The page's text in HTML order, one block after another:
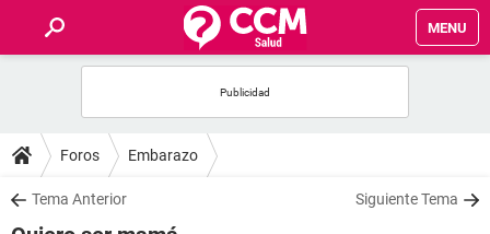
MENU
FOROS
SALUD
Foros Embarazo
Tema Anterior Siguiente Tema